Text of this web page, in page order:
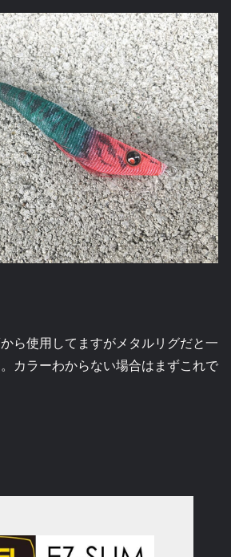
ら使用してますがメタルリグだと一
カラーわからない場合はまずこれで